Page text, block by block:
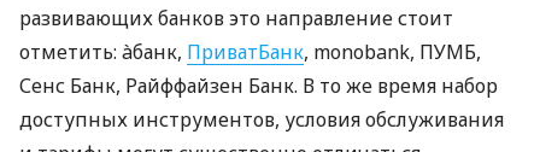
развивающих банков это направление стоит
отметить: àбанк, ПриватБанк, monobank, ПУМБ,
Сенс Банк, Райффайзен Банк. В то же время набор
доступных инструментов, условия обслуживания